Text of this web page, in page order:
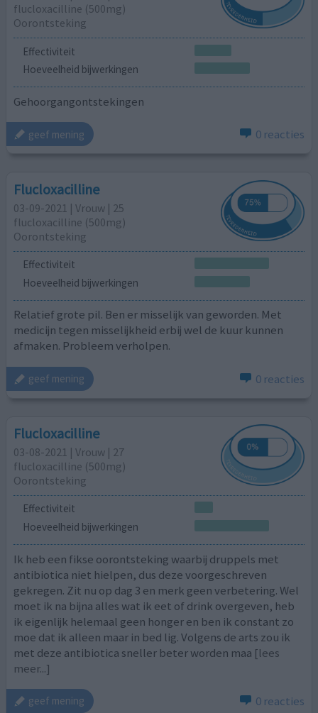
flucloxacilline (500mg)
Oorontsteking
Effectiviteit
Hoeveelheid bijwerkingen
Gehoorgangontstekingen
geef mening 0 reacties
Flucloxacilline
03-09-2021 | Vrouw | 25
flucloxacilline (500mg)
Oorontsteking
Effectiviteit
Hoeveelheid bijwerkingen
Relatief grote pil. Ben er misselijk van geworden. Met
medicijn tegen misselijkheid erbij wel de kuur kunnen
afmaken. Probleem verholpen.
geef mening 0 reacties
Flucloxacilline
03-08-2021 | Vrouw | 27
flucloxacilline (500mg)
Oorontsteking
Effectiviteit
Hoeveelheid bijwerkingen
Ik heb een fikse oorontsteking waarbij druppels met
antibiotica niet hielpen, dus deze voorgeschreven
gekregen. Zit nu op dag 3 en merk geen verbetering. Wel
moet ik na bijna alles wat ik eet of drink overgeven, heb
ik eigenlijk helemaal geen honger en ben ik constant zo
moe dat ik alleen maar in bed lig. Volgens de arts zou ik
met deze antibiotica sneller beter worden maa [lees
meer...]
geef mening 0 reacties